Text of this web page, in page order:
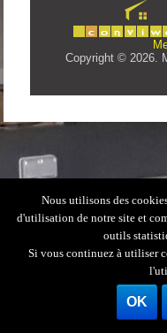
Copyright © 2026.
Nous utilisons des
d'utilisation de notre site et
outils
Si vous continuez à utiliser
OK